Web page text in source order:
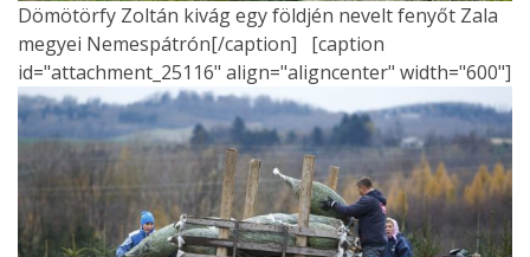
Dömötörfy Zoltán kivág egy földjén nevelt fenyőt Zala
megyei Nemespátrón[/caption] [caption
id="attachment_25116" align="aligncenter" width="600"]